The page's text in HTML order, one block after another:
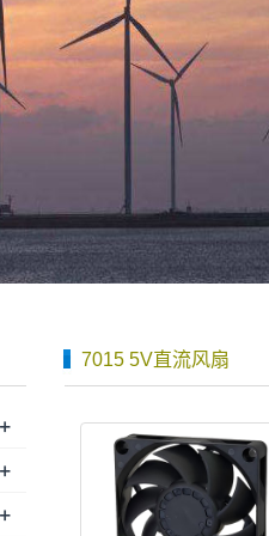
7015 5V直流风扇
+
+
+